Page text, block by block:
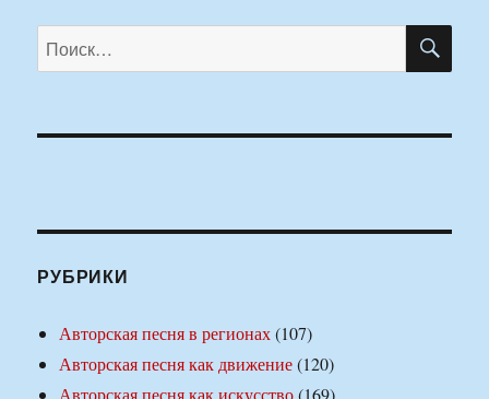
Искать:
РУБРИКИ
Авторская песня в регионах(107)
Авторская песня как движение(120)
Авторская песня как искусство(169)